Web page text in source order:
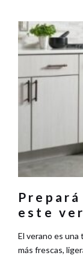
este
El verano es una
más frescas,